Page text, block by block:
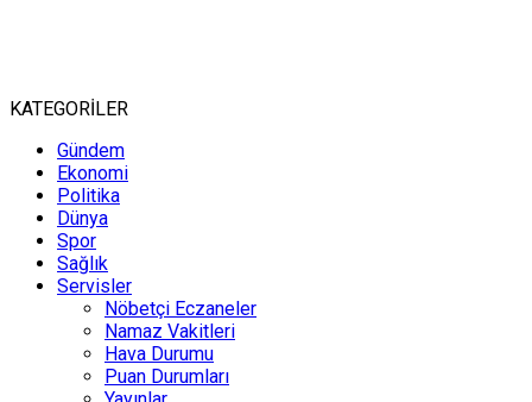
KATEGORİLER
Gündem
Ekonomi
Politika
Dünya
Spor
Sağlık
Servisler
Nöbetçi Eczaneler
Namaz Vakitleri
Hava Durumu
Puan Durumları